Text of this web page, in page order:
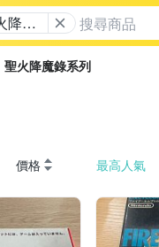
降魔
列
聖火降魔錄系列
價格 最高人氣